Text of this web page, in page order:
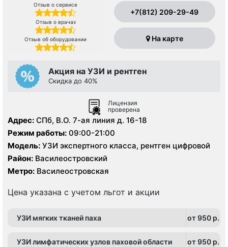
Отзыв о сервисе
Отзыв о врачах
Отзыв об оборудовании
+7(812) 209-29-49
На карте
Акция на УЗИ и рентген
Скидка до 40%
Лицензия
проверена
Адрес: СПб, В.О. 7-ая линия д. 16-18
Режим работы: 09:00-21:00
Модель: УЗИ экспертного класса, рентген цифровой
Район: Василеостровский
Метро: Василеостровская
Цена указана с учетом льгот и акции
УЗИ мягких тканей паха от 950 p.
УЗИ лимфатических узлов паховой области от 950 p.